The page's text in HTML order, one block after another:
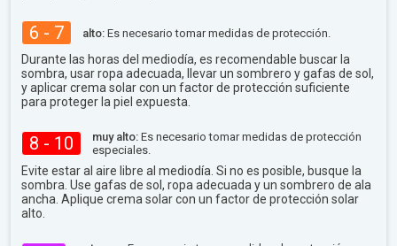
6 - 7 alto: Es necesario tomar medidas de protección.
Durante las horas del mediodía, es recomendable buscar la
sombra, usar ropa adecuada, llevar un sombrero y gafas de sol,
y aplicar crema solar con un factor de protección suficiente
para proteger la piel expuesta.
8 - 10 muy alto: Es necesario tomar medidas de protección
especiales.
Evite estar al aire libre al mediodía. Si no es posible, busque la
sombra. Use gafas de sol, ropa adecuada y un sombrero de ala
ancha. Aplique crema solar con un factor de protección solar
alto.